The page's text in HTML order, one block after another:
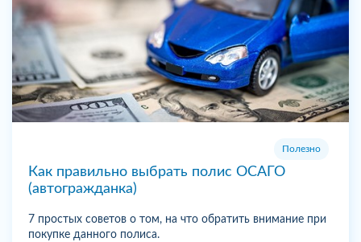
Полезно
Как правильно выбрать полис ОСАГО
(автогражданка)
7 простых советов о том, на что обратить внимание при
покупке данного полиса.